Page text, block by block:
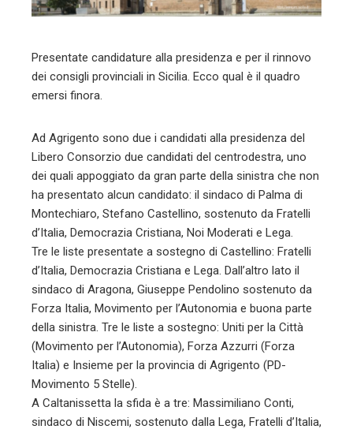
Presentate candidature alla presidenza e per il rinnovo
dei consigli provinciali in Sicilia. Ecco qual è il quadro
emersi finora.
Ad Agrigento sono due i candidati alla presidenza del
Libero Consorzio due candidati del centrodestra, uno
dei quali appoggiato da gran parte della sinistra che non
ha presentato alcun candidato: il sindaco di Palma di
Montechiaro, Stefano Castellino, sostenuto da Fratelli
d’Italia, Democrazia Cristiana, Noi Moderati e Lega.
Tre le liste presentate a sostegno di Castellino: Fratelli
d’Italia, Democrazia Cristiana e Lega. Dall’altro lato il
sindaco di Aragona, Giuseppe Pendolino sostenuto da
Forza Italia, Movimento per l’Autonomia e buona parte
della sinistra. Tre le liste a sostegno: Uniti per la Città
(Movimento per l’Autonomia), Forza Azzurri (Forza
Italia) e Insieme per la provincia di Agrigento (PD-
Movimento 5 Stelle).
A Caltanissetta la sfida è a tre: Massimiliano Conti,
sindaco di Niscemi, sostenuto dalla Lega, Fratelli d’Italia,